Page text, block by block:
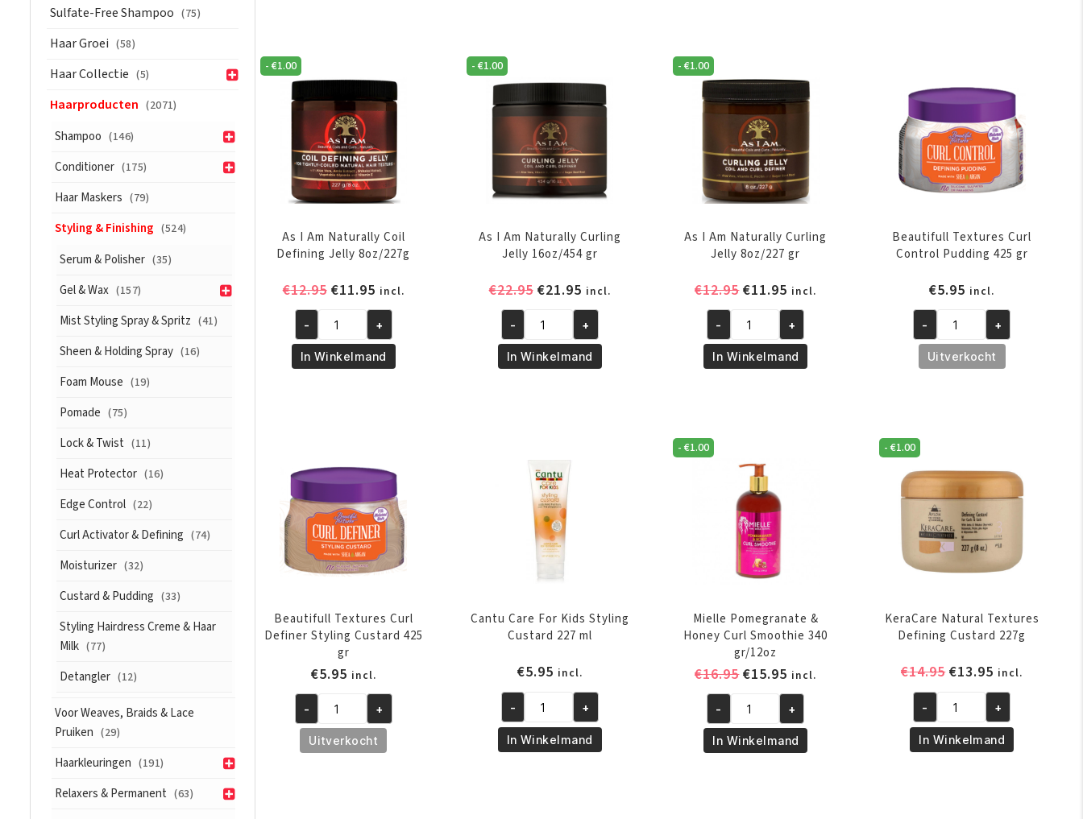
Sulfate-Free Shampoo (75)
Haar Groei (58)
Haar Collectie (5)
Haarproducten (2071)
Shampoo (146)
Conditioner (175)
Haar Maskers (79)
Styling & Finishing (524)
Serum & Polisher (35)
Gel & Wax (157)
Mist Styling Spray & Spritz (41)
Sheen & Holding Spray (16)
Foam Mouse (19)
Pomade (75)
Lock & Twist (11)
Heat Protector (16)
Edge Control (22)
Curl Activator & Defining (74)
Moisturizer (32)
Custard & Pudding (33)
Styling Hairdress Creme & Haar
Milk (77)
Detangler (12)
Voor Weaves, Braids & Lace
Pruiken (29)
Haarkleuringen (191)
Relaxers & Permanent (63)
Cream
Gel
355ml
aantal
Curls
Pudding
425
aantal
and
Loc
Smoothie
aantal
16oz/454
gr
aantal
- €1.00
As I Am Naturally Coil
Defining Jelly 8oz/227g
€12.95 Oorspronkelijke
was:
€12.95.
€11.95Huidige
prijs
is:
€11.95.
incl.
As
Am
8oz/227g
aantal
- +
In Winkelmand
- €1.00
As I Am Naturally Curling
Jelly 16oz/454 gr
€22.95 Oorspronkelijke
was:
€22.95.
€21.95Huidige
prijs
is:
€21.95.
incl.
As
Am
aantal
- +
In Winkelmand
- €1.00
As I Am Naturally Curling
Jelly 8oz/227 gr
€12.95Oorspronkelijke
was:
€12.95.
€11.95 Huidige
prijs
is:
€11.95.
incl.
As
Am
8oz/227
aantal
- +
In Winkelmand
Beautifull Textures Curl
Control Pudding 425 gr
€5.95 incl.
Beautifull
Textures
Curl
gr
aantal
- +
Uitverkocht
Beautifull Textures Curl
Definer Styling Custard 425
gr
€5.95 incl.
Beautifull
Textures
Curl
- +
Uitverkocht
Cantu Care For Kids Styling
Custard 227 ml
€5.95 incl.
Cantu
Care
For
- +
In Winkelmand
- €1.00
Mielle Pomegranate &
Honey Curl Smoothie 340
gr/12oz
€16.95Oorspronkelijke
was:
€16.95.
€15.95 Huidige
prijs
is:
€15.95.
incl.
Mielle
Pomegranate
&
- +
In Winkelmand
- €1.00
KeraCare Natural Textures
Defining Custard 227g
€14.95Oorspronkelijke
was:
€14.95.
€13.95 Huidige
prijs
is:
€13.95.
incl.
KeraCare
Natural
Textures
- +
In Winkelmand